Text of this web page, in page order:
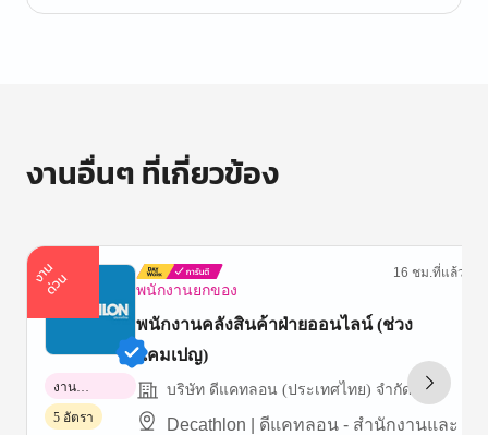
งานอื่นๆ ที่เกี่ยวข้อง
ง
า
น
ด่
ว
น พนักงานยกของ
16 ชม.ที่แล้ว
พนักงานคลังสินค้าฝ่ายออนไลน์ (ช่วง
แคมเปญ)
บริษัท ดีแคทลอน (ประเทศไทย) จำกัด
Decathlon | ดีแคทลอน - สำนักงานและ
งาน
พาร์ทไทม์
5 อัตรา